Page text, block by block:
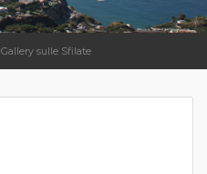
Gallery sulle Sfilate